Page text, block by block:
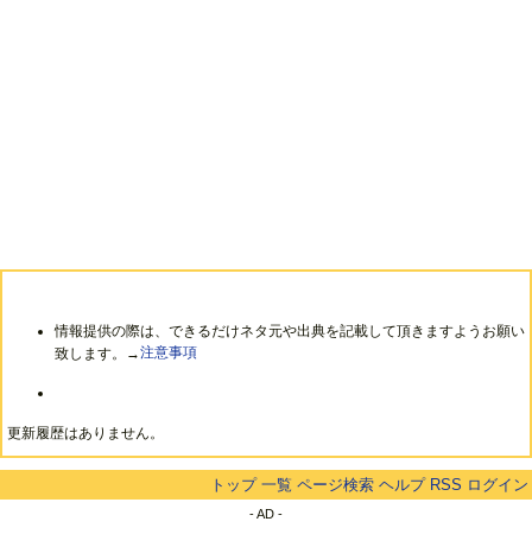
情報提供の際は、できるだけネタ元や出典を記載して頂きますようお願い
致します。→注意事項
更新履歴はありません。
トップ 一覧 ページ検索 ヘルプ RSS ログイン
- AD -